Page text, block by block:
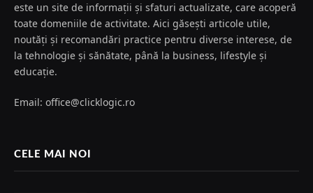
este un site de informații și sfaturi actualizate, care acoperă
toate domeniile de activitate. Aici găsești articole utile,
noutăți și recomandări practice pentru diverse interese, de
la tehnologie și sănătate, până la business, lifestyle și
educație.
Email: office@clicklogic.ro
CELE MAI NOI